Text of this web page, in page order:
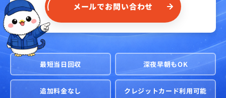
メールでお問い合わせ
最短当日回収 深夜早朝もOK
追加料金なし クレジットカード利用可能